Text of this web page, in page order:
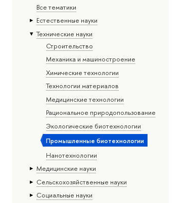
Все тематики
Естественные науки
Тех­ничес­кие науки
Строительство
Механика и машиностроение
Химические технологии
Технологии материалов
Медицинские технологии
Рациональное природопользование
Экологические биотехнологии
Промышленные биотехнологии
Нанотехнологии
Медицинские науки
Сельскохозяйственные науки
Социальные науки